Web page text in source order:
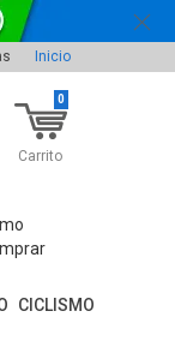
Inicio
Carrito
0
CICLISMO